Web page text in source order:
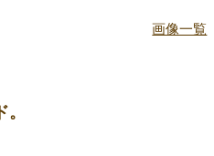
画像一覧